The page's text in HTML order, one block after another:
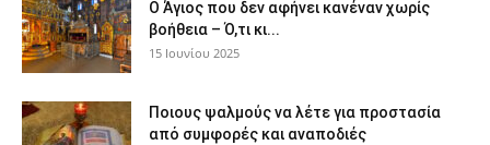
Ο Άγιος που δεν αφήνει κανέναν χωρίς
βοήθεια – Ό,τι κι...
15 Ιουνίου 2025
Ποιους ψαλμούς να λέτε για προστασία
από συμφορές και αναποδιές